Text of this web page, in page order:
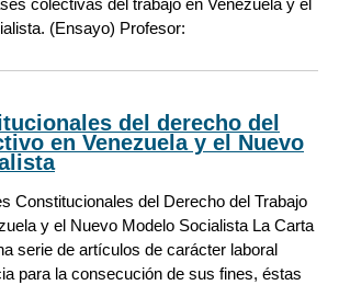
(Ensayo) Profesor:
del derecho del
en Venezuela y el Nuevo
Constitucionales del Derecho del Trabajo
y el Nuevo Modelo Socialista La Carta
serie de artículos de carácter laboral
para la consecución de sus fines, éstas